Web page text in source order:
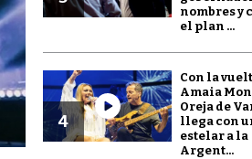
nombres y
el plan ...
4
Con la
Amaia
Oreja de
llega con
estelar a la
Argent...